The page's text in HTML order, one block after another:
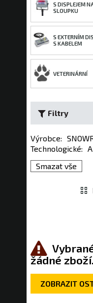
S DISPLEJEM
SLOUPKU
S EXTERNÍM
S KABELEM
VETERINÁRNÍ
Filtry
Výrobce:
Technologické:
Smazat vše
žádné zboží.
ZOBRAZIT